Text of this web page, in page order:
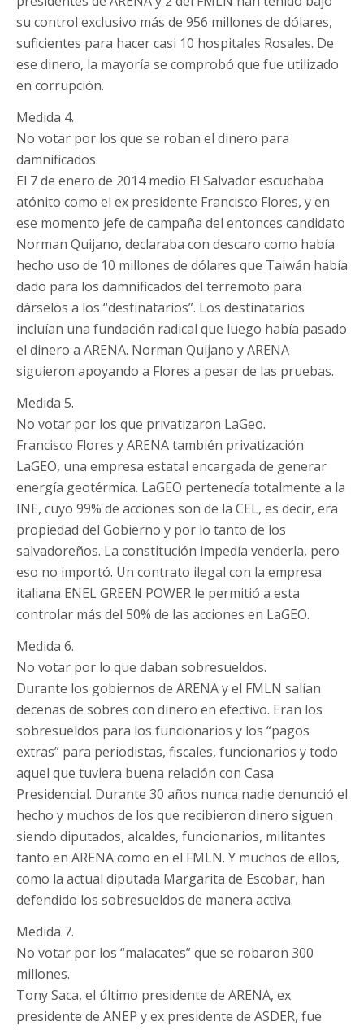
su control exclusivo más de 956 millones de dólares,
suficientes para hacer casi 10 hospitales Rosales. De
ese dinero, la mayoría se comprobó que fue utilizado
en corrupción.
Medida 4.
No votar por los que se roban el dinero para
damnificados.
El 7 de enero de 2014 medio El Salvador escuchaba
atónito como el ex presidente Francisco Flores, y en
ese momento jefe de campaña del entonces candidato
Norman Quijano, declaraba con descaro como había
hecho uso de 10 millones de dólares que Taiwán había
dado para los damnificados del terremoto para
dárselos a los “destinatarios”. Los destinatarios
incluían una fundación radical que luego había pasado
el dinero a ARENA. Norman Quijano y ARENA
siguieron apoyando a Flores a pesar de las pruebas.
Medida 5.
No votar por los que privatizaron LaGeo.
Francisco Flores y ARENA también privatización
LaGEO, una empresa estatal encargada de generar
energía geotérmica. LaGEO pertenecía totalmente a la
INE, cuyo 99% de acciones son de la CEL, es decir, era
propiedad del Gobierno y por lo tanto de los
salvadoreños. La constitución impedía venderla, pero
eso no importó. Un contrato ilegal con la empresa
italiana ENEL GREEN POWER le permitió a esta
controlar más del 50% de las acciones en LaGEO.
Medida 6.
No votar por lo que daban sobresueldos.
Durante los gobiernos de ARENA y el FMLN salían
decenas de sobres con dinero en efectivo. Eran los
sobresueldos para los funcionarios y los “pagos
extras” para periodistas, fiscales, funcionarios y todo
aquel que tuviera buena relación con Casa
Presidencial. Durante 30 años nunca nadie denunció el
hecho y muchos de los que recibieron dinero siguen
siendo diputados, alcaldes, funcionarios, militantes
tanto en ARENA como en el FMLN. Y muchos de ellos,
como la actual diputada Margarita de Escobar, han
defendido los sobresueldos de manera activa.
Medida 7.
No votar por los “malacates” que se robaron 300
millones.
Tony Saca, el último presidente de ARENA, ex
presidente de ANEP y ex presidente de ASDER, fue